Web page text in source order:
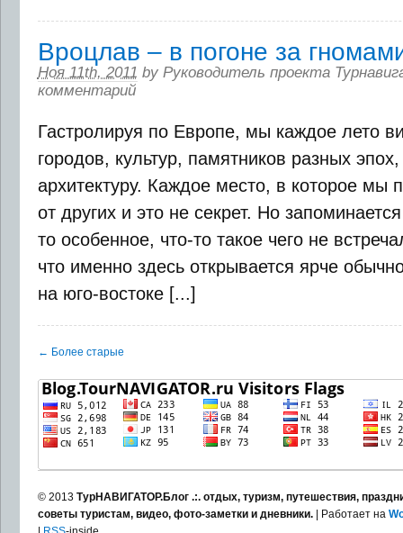
Вроцлав – в погоне за
Ноя 11th, 2011 by Руководитель проекта
комментарий
Гастролируя по Европе, мы каждое лето
городов, культур, памятников разных
архитектуру. Каждое место, в которое мы
от других и это не секрет. Но
то особенное, что-то такое чего не
что именно здесь открывается ярче
на юго-востоке [...]
← Более старые
© 2013 ТурНАВИГАТОР.Блог .:. отдых, туризм, путешествия,
советы туристам, видео, фото-заметки и дневники.| Работает на